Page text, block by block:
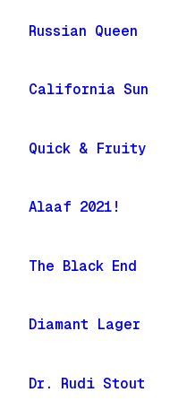
Russian Queen
California Sun
Quick & Fruity
Alaaf 2021!
The Black End
Diamant Lager
Dr. Rudi Stout